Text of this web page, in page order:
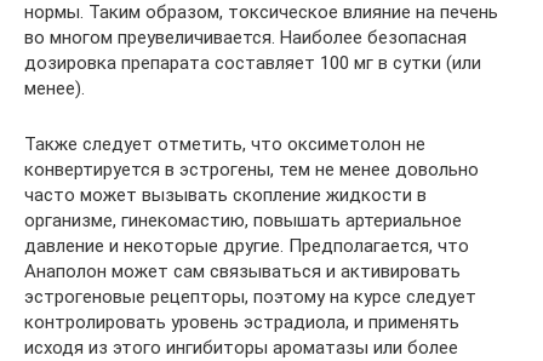
нормы. Таким образом, токсическое влияние на печень
во многом преувеличивается. Наиболее безопасная
дозировка препарата составляет 100 мг в сутки (или
менее).
Также следует отметить, что оксиметолон не
конвертируется в эстрогены, тем не менее довольно
часто может вызывать скопление жидкости в
организме, гинекомастию, повышать артериальное
давление и некоторые другие. Предполагается, что
Анаполон может сам связываться и активировать
эстрогеновые рецепторы, поэтому на курсе следует
контролировать уровень эстрадиола, и применять
исходя из этого ингибиторы ароматазы или более